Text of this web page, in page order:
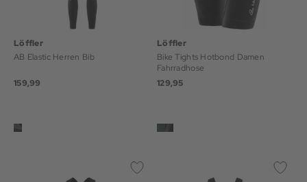
Löffler
AB Elastic Herren Bib
159,99
Löffler
Bike Tights Hotbond Damen
Fahrradhose
129,95